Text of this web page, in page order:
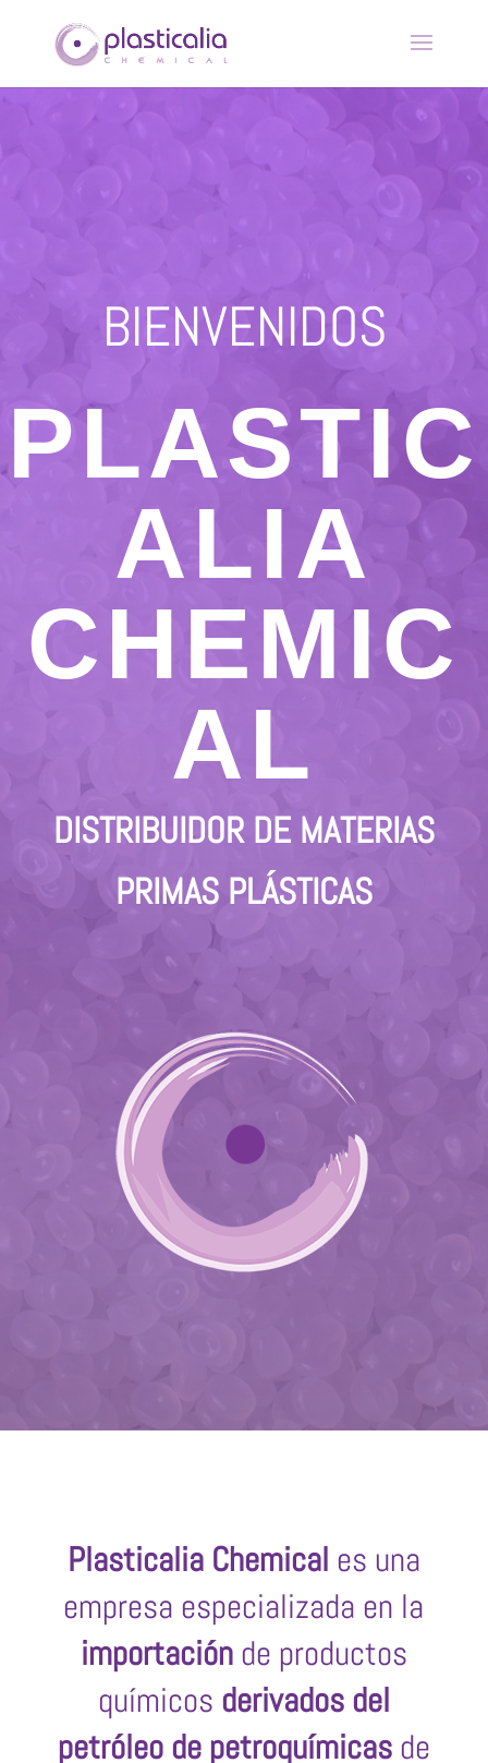
BIENVENIDOS
PLASTIC
ALIA
CHEMIC
AL
DISTRIBUIDOR DE MATERIAS
PRIMAS PLÁSTICAS
Plasticalia Chemical es una
empresa especializada en la
importaciónde productos
químicos derivados del
petróleo de petroquímicasde